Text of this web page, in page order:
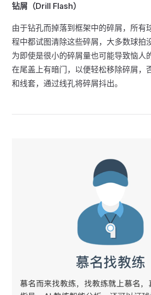
钻屑（Drill Flash）
由于钻孔而掉落到框架中的碎屑，所有
程中都试图清除这些碎屑，大多数球拍
为即使是很小的碎屑量也可能导致恼人
在尾盖上有暗门，以便轻松移除碎屑，
和线套，通过线孔将碎屑抖出。